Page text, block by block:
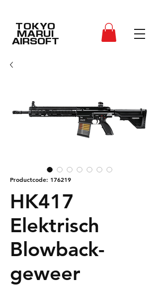
TOKYO
MARUI
AIRSOFT
Productcode: 176219
HK417
Elektrisch
Blowback-
geweer